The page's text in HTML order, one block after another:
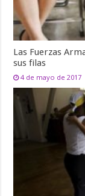
Las Fuerzas
sus filas
4 de mayo de 2017